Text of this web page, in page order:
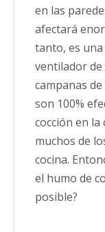
en las
afectará
tanto, es
ventilador de
campanas
son 100%
cocción en la
muchos de
cocina.
el humo de
posible?